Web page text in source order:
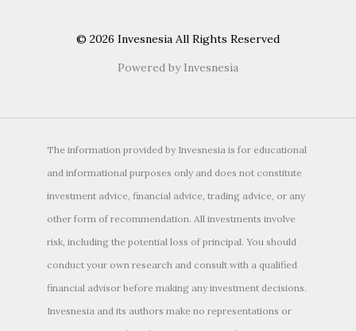
© 2026 Invesnesia All Rights Reserved
Powered by Invesnesia
The information provided by Invesnesia is for educational
and informational purposes only and does not constitute
investment advice, financial advice, trading advice, or any
other form of recommendation. All investments involve
risk, including the potential loss of principal. You should
conduct your own research and consult with a qualified
financial advisor before making any investment decisions.
Invesnesia and its authors make no representations or